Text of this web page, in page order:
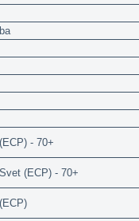
- 70+
(ECP) - 70+